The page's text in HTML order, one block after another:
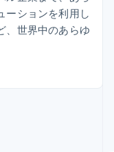
―
ーションを利用し
、世界中のあらゆ